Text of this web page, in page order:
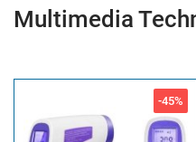
Multimedia
-45%